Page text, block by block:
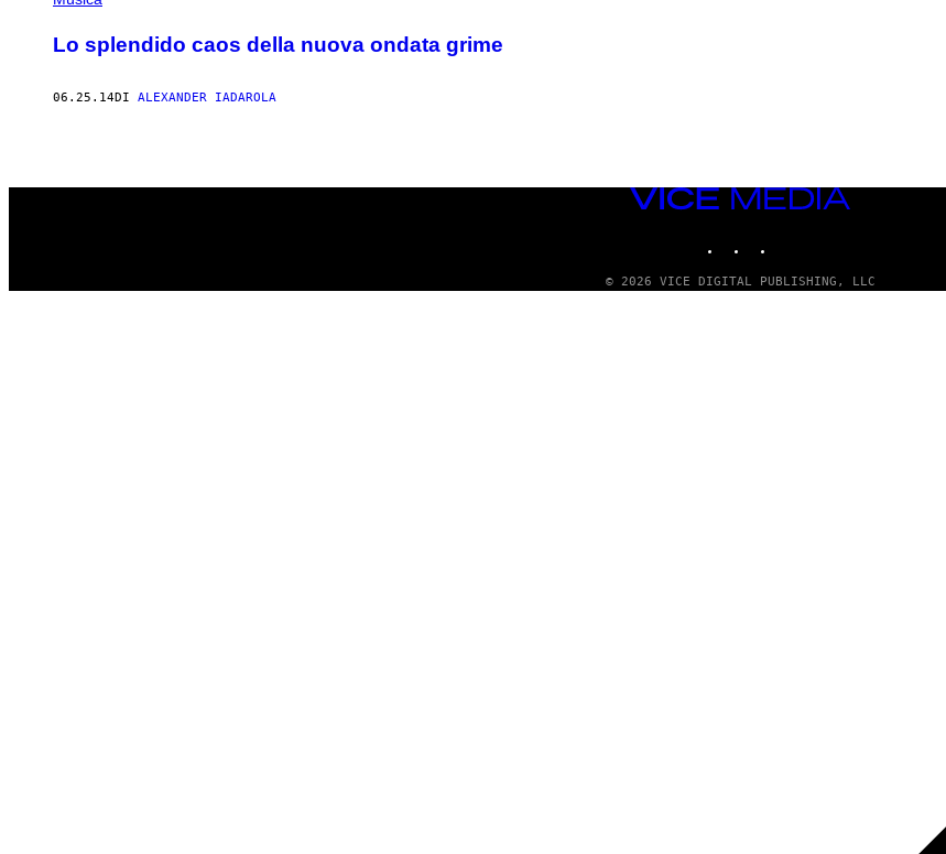
Lo splendido caos della nuova ondata grime
06.25.14DI ALEXANDER IADAROLA
VICE
© 2026 VICE DIGITAL PUBLISHING, LLC